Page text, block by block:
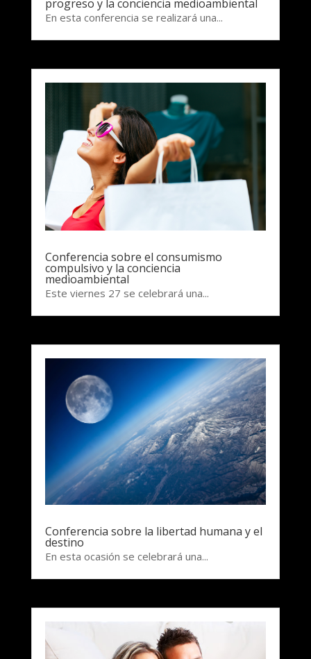
progreso y la conciencia medioambiental
En esta conferencia se realizará una...
Conferencia sobre el consumismo
compulsivo y la conciencia
medioambiental
Este viernes 27 se celebrará una...
Conferencia sobre la libertad humana y el
destino
En esta ocasión se celebrará una...